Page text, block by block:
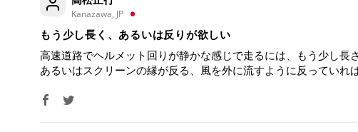
Kanazawa, JP
もう少し長く、あるいは反りが欲しい
高速道路でヘルメット回りが静かな感じで走るには、もう少し長
あるいはスクリーンの縁が反る、風を外に流すように反っていれ